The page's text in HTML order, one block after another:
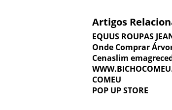
Artigos
EQUUS ROUPAS
Onde Comprar
Cenaslim
COMEU
POP UP STORE